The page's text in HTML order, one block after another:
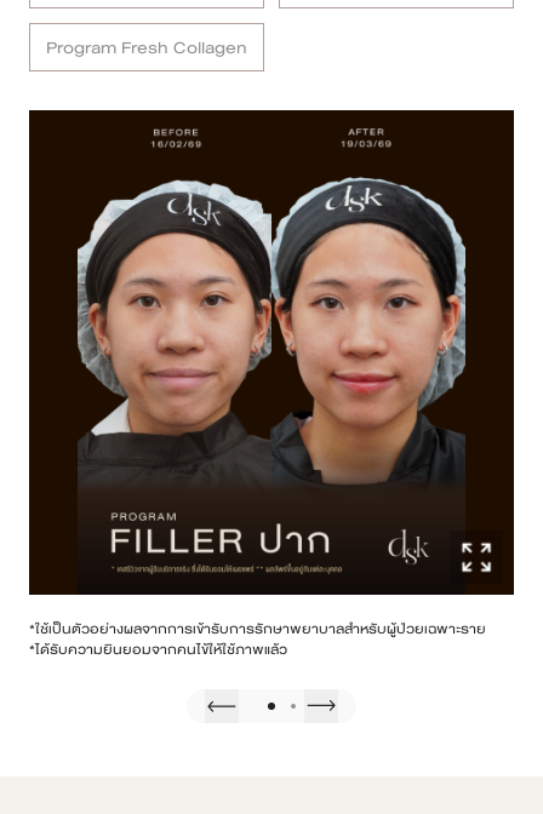
ไทย
Program Fresh Collagen
*ใช้เป็นตัวอย่างผลจากการเข้ารับการรักษาพยาบาลสําหรับผู้ป่วยเฉพาะราย
*ได้รับความยินยอมจากคนไข้ให้ใช้ภาพแล้ว